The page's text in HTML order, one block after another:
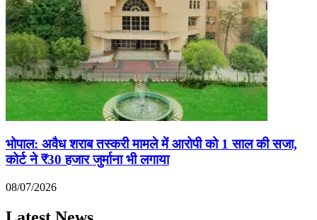
भोपाल: अवैध शराब तस्करी मामले में आरोपी को 1 साल की सजा,
कोर्ट ने ₹30 हजार जुर्माना भी लगाया
08/07/2026